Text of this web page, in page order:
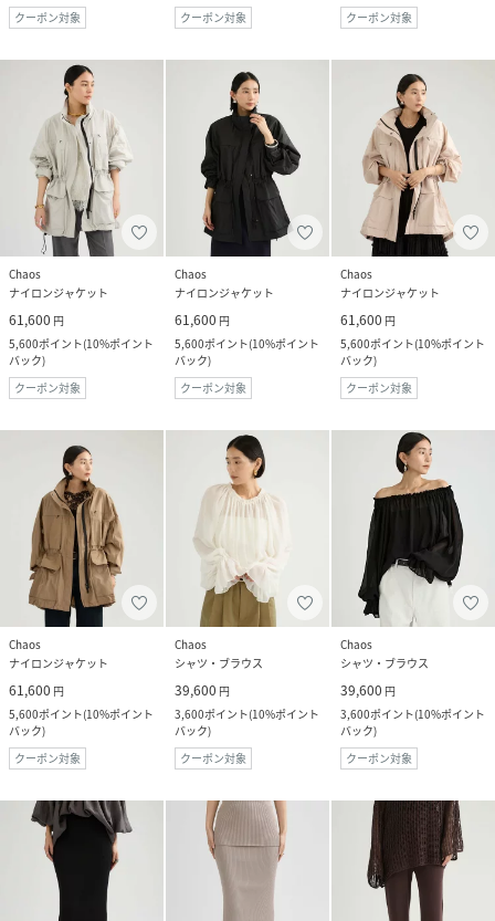
クーポン対象
クーポン対象
クーポン対象
Chaos
ナイロンジャケット
61,600 円
5,600ポイント(10%ポイント
バック)
クーポン対象
Chaos
ナイロンジャケット
61,600 円
5,600ポイント(10%ポイント
バック)
クーポン対象
Chaos
ナイロンジャケット
61,600 円
5,600ポイント(10%ポイント
バック)
クーポン対象
Chaos
ナイロンジャケット
61,600 円
5,600ポイント(10%ポイント
バック)
クーポン対象
Chaos
シャツ・ブラウス
39,600 円
3,600ポイント(10%ポイント
バック)
クーポン対象
Chaos
シャツ・ブラウス
39,600 円
3,600ポイント(10%ポイント
バック)
クーポン対象